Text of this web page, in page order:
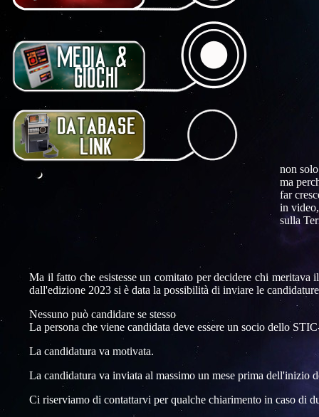
non
ma
far
in
sulla
Ma il fatto che esistesse un comitato per decidere chi meritava
dall'edizione 2023 si è data la possibilità di inviare le
Nessuno può candidare se stesso
La persona che viene candidata deve essere un socio dello
La candidatura va motivata.
La candidatura va inviata al massimo un mese prima
Ci riserviamo di contattarvi per qualche chiarimento in caso di